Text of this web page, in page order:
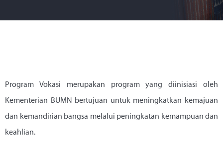
Program Vokasi merupakan program yang diinisiasi oleh
Kementerian BUMN bertujuan untuk meningkatkan kemajuan
dan kemandirian bangsa melalui peningkatan kemampuan dan
keahlian.